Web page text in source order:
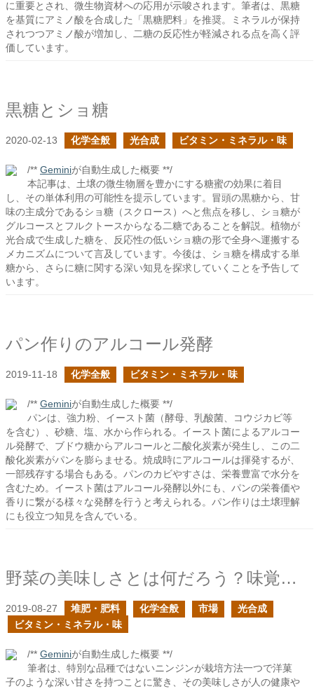
に重要とされ、微生物資材への応用が示唆されます。筆者は、黒糖
を基質にアミノ酸を合成した「黒糖肥料」を推奨。ミネラルが保持
されつつアミノ酸が増加し、二糖の反応性が軽減される点を高く評
価しています。
黒糖とショ糖
2020-02-13 化学全般 光合成 ビタミン・ミネラル・味
/** Geminiが自動生成した概要 **/
本記事は、土壌の微生物層を豊かにする糖蜜の効果に着目
し、その単体利用の可能性を提示しています。冒頭の黒糖から、甘
味の主成分であるショ糖（スクロース）へと焦点を移し、ショ糖が
グルコースとフルクトースからなる二糖であることを解説。植物が
光合成で生成した糖を、反応性の低いショ糖の形で全身へ運搬する
メカニズムについて言及しています。今後は、ショ糖を構成する単
糖から、さらに糖に関する深い知見を探求していくことを予告して
います。
パン作りのアルコール発酵
2019-11-18 化学全般 ビタミン・ミネラル・味
/** Geminiが自動生成した概要 **/
パンは、強力粉、イースト菌（酵母、乳酸菌、コウジカビ等
を含む）、砂糖、塩、水から作られる。イースト菌によるアルコー
ル発酵で、ブドウ糖からアルコールと二酸化炭素が発生し、この二
酸化炭素がパンを膨らませる。焼成時にアルコールは揮発するが、
一部残存する場合もある。パンのカビやすさは、栄養豊富で水分を
含むため。イースト菌はアルコール発酵以外にも、パンの栄養価や
香りに繋がる様々な発酵を行うと考えられる。パン作りは土壌理解
にも役立つ知見を含んでいる。
野菜の美味しさとは何だろう？味覚の増強
2019-08-27 堆肥・肥料 化学全般 市場
光合成
ビタミン・ミネラル・味
/** Geminiが自動生成した概要 **/
筆者は、特別な品種ではないニンジンが栽培方法一つで洋菓
子のような深い甘さを持つことに驚き、その美味しさが人の健康や